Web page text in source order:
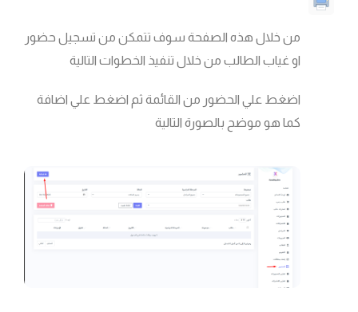
من خلال هذه الصفحة سوف تتمكن من تسجيل حضور
او غياب الطالب من خلال تنفيذ الخطوات التالية
اضغط علي الحضور من القائمة ثم اضغط علي اضافة
كما هو موضح بالصورة التالية